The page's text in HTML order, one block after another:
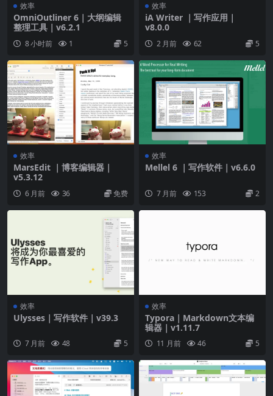
效率
OmniOutliner 6｜大纲编辑
整理工具｜v6.2.1
8 小时前 1 5
效率
iA Writer ｜写作应用｜
v8.0.0
2 月前 62 5
效率
MarsEdit ｜博客编辑器｜
v5.3.12
6 月前 36 免费
效率
Mellel 6 ｜写作软件｜v6.6.0
7 月前 153 2
效率
Ulysses｜写作软件｜v39.3
7 月前 48 5
效率
Typora｜Markdown文本编
辑器｜v1.11.7
11 月前 46 5